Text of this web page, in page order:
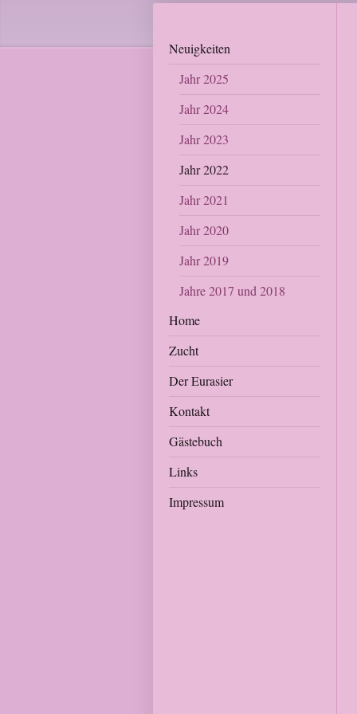
Neuigkeiten
Jahr 2025
Jahr 2024
Jahr 2023
Jahr 2022
Jahr 2021
Jahr 2020
Jahr 2019
Jahre 2017 und 2018
Home
Zucht
Der Eurasier
Kontakt
Gästebuch
Links
Impressum